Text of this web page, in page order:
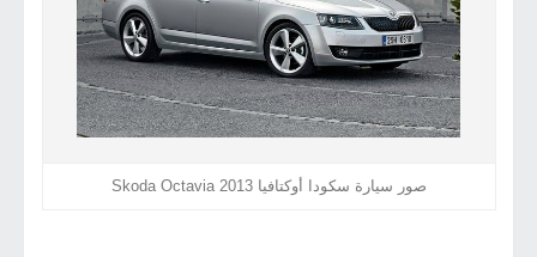
صور سيارة سكودا أوكتافيا 2013 Skoda Octavia